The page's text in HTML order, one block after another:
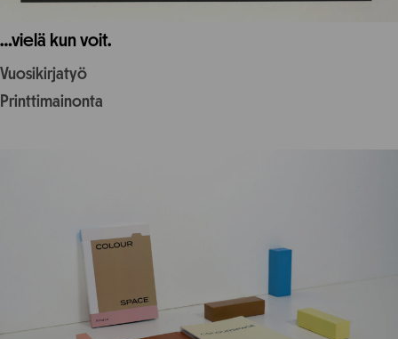
…vielä kun voit.
Vuosikirjatyö
Printtimainonta